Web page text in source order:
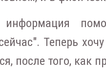
Теперь
после того, как